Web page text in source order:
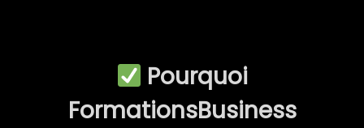
Pourquoi
FormationsBusiness